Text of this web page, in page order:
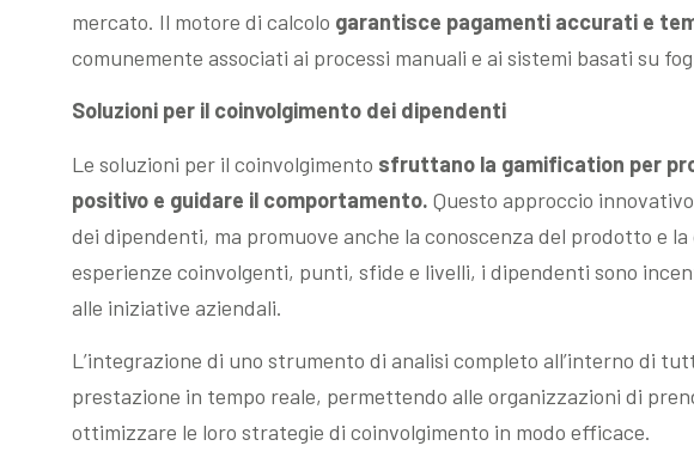
mercato. Il motore di calcolo garantisce pagamenti accurati e
comunemente associati ai processi manuali e ai sistemi basati su
Soluzioni per il coinvolgimento dei dipendenti
Le soluzioni per il coinvolgimento sfruttano la gamification per
positivo e guidare il comportamento. Questo approccio
dei dipendenti, ma promuove anche la conoscenza del prodotto e
esperienze coinvolgenti, punti, sfide e livelli, i dipendenti sono
alle iniziative aziendali.
L’integrazione di uno strumento di analisi completo all’interno di
prestazione in tempo reale, permettendo alle organizzazioni di
ottimizzare le loro strategie di coinvolgimento in modo efficace.